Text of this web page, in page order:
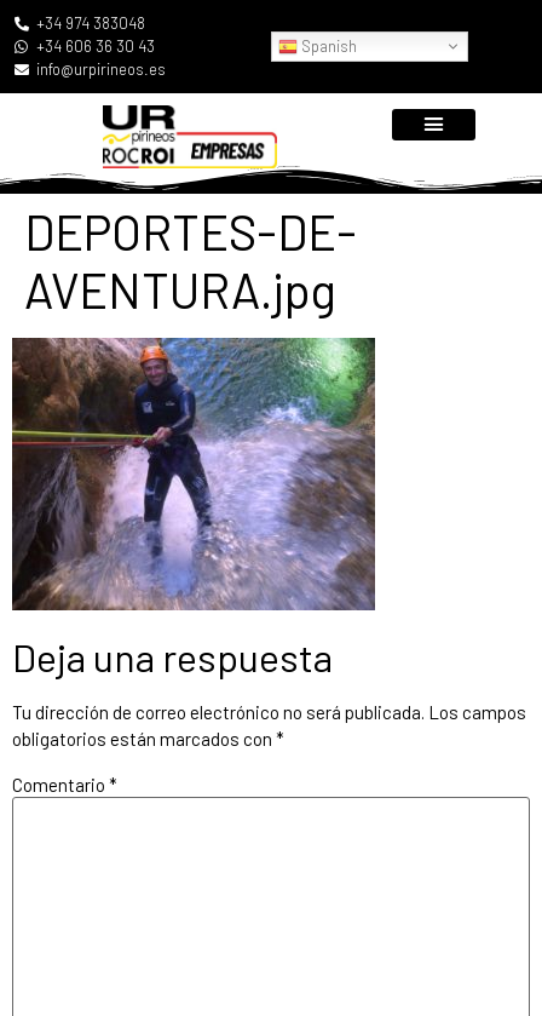
+34 974 383048
+34 606 36 30 43
info@urpirineos.es
Spanish
DEPORTES-DE-
AVENTURA.jpg
Deja una respuesta
Tu dirección de correo electrónico no será publicada. Los campos
obligatorios están marcados con *
Comentario *